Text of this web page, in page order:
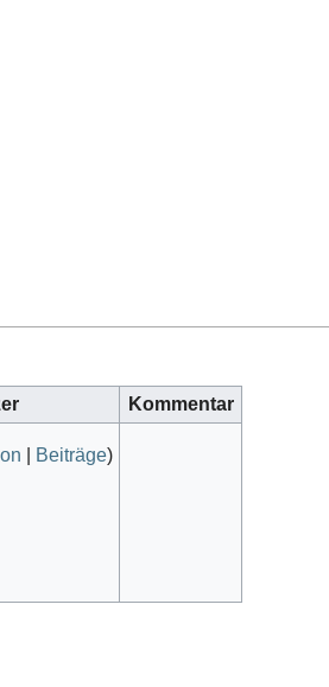
Kommentar
Beiträge)